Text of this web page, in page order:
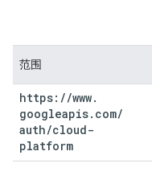
范围
https: //www.
googleapis. com/
auth/cloud-
platform